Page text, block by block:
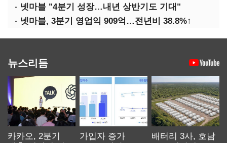
넷마블 "4분기 성장…내년 상반기도 기대"
넷마블, 3분기 영업익 909억…전년비 38.8%↑
뉴스리듬
카카오, 2분기
가입자 증가
배터리 3사, 호남